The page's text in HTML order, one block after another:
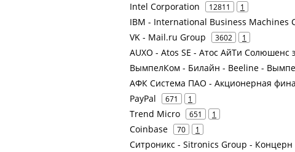
Intel Corporation 12811 1
IBM - International Business Machines
VK - Mail.ru Group 3602 1
AUXO - Atos SE - Атос АйТи Солюшенс
ВымпелКом - Билайн - Beeline -
АФК Система ПАО - Акционерная
PayPal 671 1
Trend Micro 651 1
Coinbase 70 1
Ситроникс - Sitronics Group -